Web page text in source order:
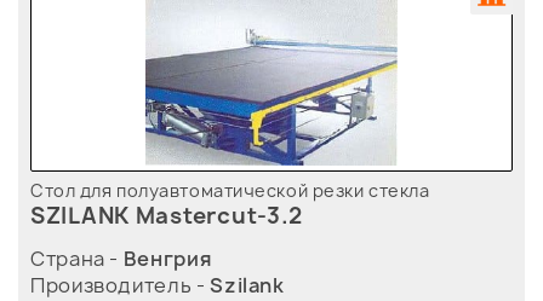
Стол для полуавтоматической резки стекла
SZILANK Mastercut-3.2
Страна - Венгрия
Производитель -Szilank